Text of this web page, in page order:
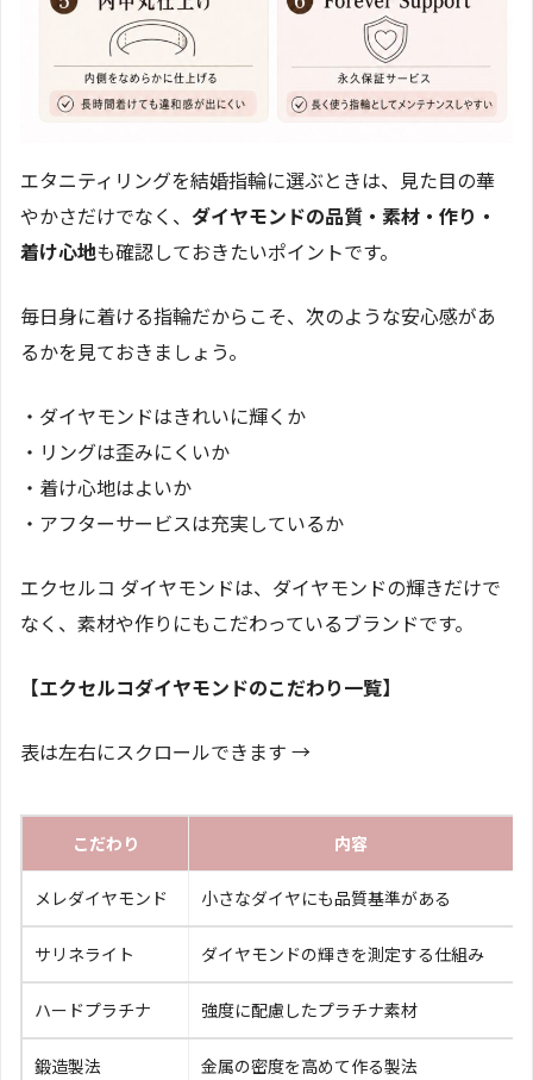
エタニティリングを結婚指輪に選ぶときは、見た目の華
やかさだけでなく、 ダイヤモンドの品質・素材・作り・
着け心地も確認しておきたいポイントです。
毎日身に着ける指輪だからこそ、次のような安心感があ
るかを見ておきましょう。
・ダイヤモンドはきれいに輝くか
・リングは歪みにくいか
・着け心地はよいか
・アフターサービスは充実しているか
エクセルコ ダイヤモンドは、ダイヤモンドの輝きだけで
なく、素材や作りにもこだわっているブランドです。
【エクセルコダイヤモンドのこだわり一覧】
表は左右にスクロールできます →
こだわり 内容
メレダイヤモンド 小さなダイヤにも品質基準がある
サリネライト ダイヤモンドの輝きを測定する仕組み
ハードプラチナ 強度に配慮したプラチナ素材
鍛造製法 金属の密度を高めて作る製法